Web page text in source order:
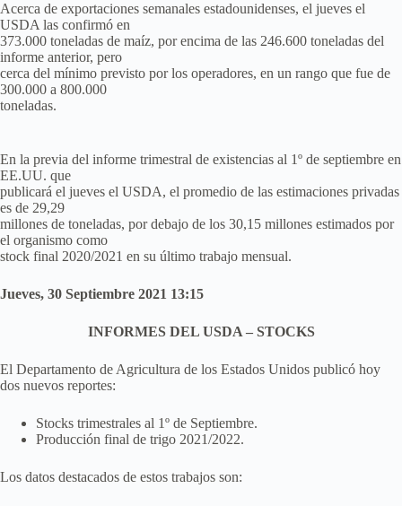
Acerca de exportaciones semanales estadounidenses, el jueves el
USDA las confirmó en
373.000 toneladas de maíz, por encima de las 246.600 toneladas del
informe anterior, pero
cerca del mínimo previsto por los operadores, en un rango que fue de
300.000 a 800.000
toneladas.
En la previa del informe trimestral de existencias al 1º de septiembre en
EE.UU. que
publicará el jueves el USDA, el promedio de las estimaciones privadas
es de 29,29
millones de toneladas, por debajo de los 30,15 millones estimados por
el organismo como
stock final 2020/2021 en su último trabajo mensual.
Jueves, 30 Septiembre 2021 13:15
INFORMES DEL USDA – STOCKS
El Departamento de Agricultura de los Estados Unidos publicó hoy
dos nuevos reportes:
Stocks trimestrales al 1º de Septiembre.
Producción final de trigo 2021/2022.
Los datos destacados de estos trabajos son: